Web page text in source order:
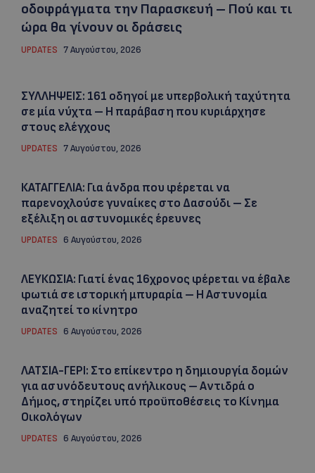
οδοφράγματα την Παρασκευή – Πού και τι
ώρα θα γίνουν οι δράσεις
UPDATES 7 Αυγούστου, 2026
ΣΥΛΛΗΨΕΙΣ: 161 οδηγοί με υπερβολική ταχύτητα
σε μία νύχτα – Η παράβαση που κυριάρχησε
στους ελέγχους
UPDATES 7 Αυγούστου, 2026
ΚΑΤΑΓΓΕΛΙΑ: Για άνδρα που φέρεται να
παρενοχλούσε γυναίκες στο Δασούδι – Σε
εξέλιξη οι αστυνομικές έρευνες
UPDATES 6 Αυγούστου, 2026
ΛΕΥΚΩΣΙΑ: Γιατί ένας 16χρονος φέρεται να έβαλε
φωτιά σε ιστορική μπυραρία – Η Αστυνομία
αναζητεί το κίνητρο
UPDATES 6 Αυγούστου, 2026
ΛΑΤΣΙΑ-ΓΕΡΙ: Στο επίκεντρο η δημιουργία δομών
για ασυνόδευτους ανήλικους – Αντιδρά ο
Δήμος, στηρίζει υπό προϋποθέσεις το Κίνημα
Οικολόγων
UPDATES 6 Αυγούστου, 2026